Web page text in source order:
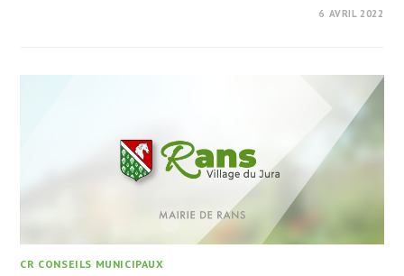
6 AVRIL 2022
CR CONSEILS MUNICIPAUX